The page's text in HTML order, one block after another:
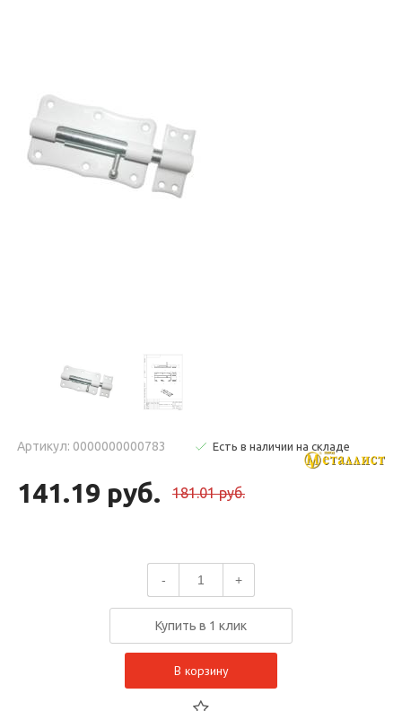
Артикул: 0000000000783 Есть в наличии на складе
141.19 руб. 181.01 руб.
- +
Купить в 1 клик
В корзину